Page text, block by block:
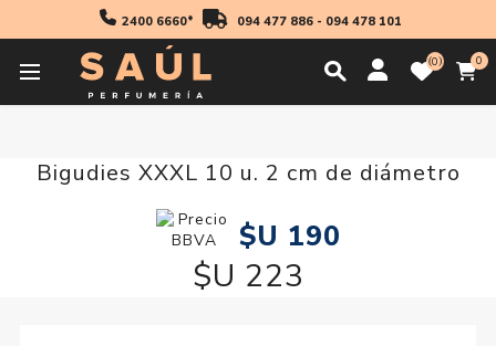
2400 6660* 094 477 886- 094 478 101
0 0
Accesorios Bigudies XXXL 10 u. 2 cm de diámetro
Bigudies XXXL 10 u. 2 cm de diámetro
$U 190
$U 223